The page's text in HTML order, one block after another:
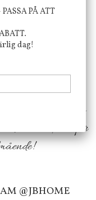
KÖP
ditt hem! Med
dess färgpalett
produkter som
det lilla extra för
@JBHOME
PÅ ATT
dag!